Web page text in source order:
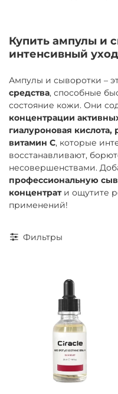
Купить ампулы и
интенсивный
Ампулы и сыворотки –
средства, способные
состояние кожи. Они
концентрации
гиалуроновая
витамин C, которые
восстанавливают,
несовершенствами.
профессиональную
концентрати ощутите
применений!
Фильтры